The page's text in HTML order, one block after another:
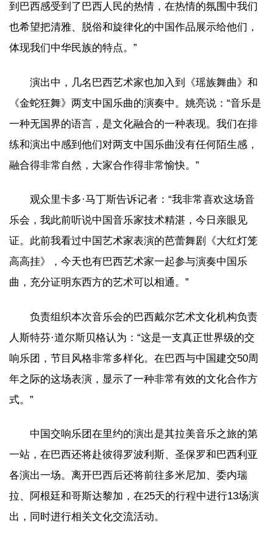
到巴西感受到了巴西人民的热情，在热情的氛围中我们
也希望把清雅、脱俗和旋律化的中国作品展示给他们，
体现我们中华民族的特点。”
演出中，几名巴西艺术家也加入到《瑶族舞曲》和
《金蛇狂舞》两支中国乐曲的演奏中。姚亮说：“音乐是
一种无国界的语言，是文化融合的一种表现。我们在排
练和演出中感到他们对两支中国乐曲没有任何陌生感，
融合得非常自然，大家合作得非常愉快。”
观众里卡多·马丁斯告诉记者：“我非常喜欢这场音
乐会，我此前听说中国音乐家技术精湛，今日亲眼见
证。此前我看过中国艺术家表演的芭蕾舞剧《大红灯笼
高高挂》，今天也有巴西艺术家一起参与演奏中国乐
曲，充分证明东西方的艺术可以相通。”
负责组织本次音乐会的巴西戴尔艺术文化机构负责
人斯特芬·道尔斯贝格认为：“这是一支真正世界级的交
响乐团，节目风格非常多样化。在巴西与中国建交50周
年之际的这场表演，显示了一种非常有效的文化合作方
式。”
中国交响乐团在里约的演出是其拉美音乐之旅的第
一站，在巴西还将赴彼得罗波利斯、圣保罗和巴西利亚
各演出一场。离开巴西后还将前往多米尼加、委内瑞
拉、阿根廷和哥斯达黎加，在25天的行程中进行13场演
出，同时进行相关文化交流活动。